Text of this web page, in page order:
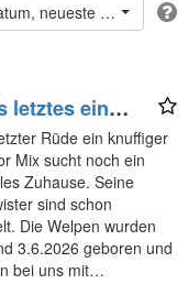
neueste oben
letztes ein
Rüde ein knuffiger
Mix sucht noch ein
Zuhause. Seine
sind schon
Die Welpen wurden
3.6.2026 geboren und
bei uns mit…